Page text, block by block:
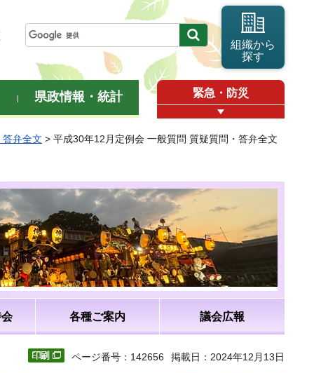
組織から
探す
県政情報・統計 緊急・防災
弁全文 > 平成30年12月定例会 一般質問 質疑質問・答弁全文
各種ご案内 議会広報
ページ番号：142656 掲載日：2024年12月13日